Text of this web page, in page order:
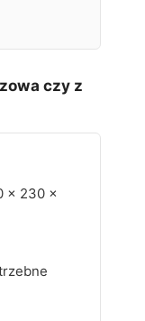
czy z
× 230 ×